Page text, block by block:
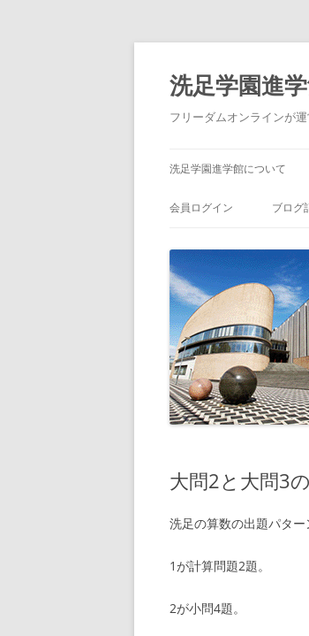
洗足学園進
フリーダムオンラインが
洗足学園進学館について
会員ログイン ブログ
大問2と大問3
洗足の算数の出題パター
1が計算問題2題。
2が小問4題。